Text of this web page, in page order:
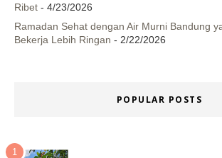
Ribet - 4/23/2026
Ramadan Sehat dengan Air Murni Bandung
Bekerja Lebih Ringan - 2/22/2026
POPULAR POSTS